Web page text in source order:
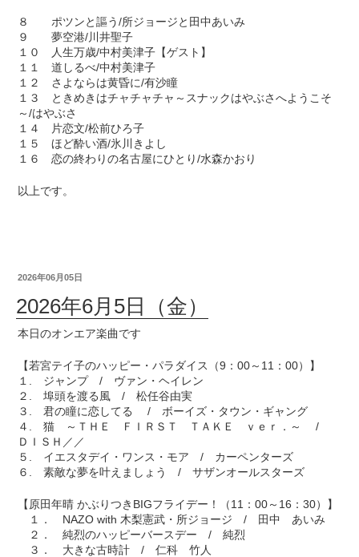
８ ポツンと謳う/所ジョージと田中あいみ
９ 夢空港/川井聖子
１０ 人生万歳/中村美津子【ゲスト】
１１ 道しるべ/中村美津子
１２ さよならは黄昏に/有沙瞳
１３ ときめきはチャチャチャ～スナックはやぶさへようこそ
～/はやぶさ
１４ 片恋文/松前ひろ子
１５ ほど酔い酒/氷川きよし
１６ 恋の終わりの名古屋にひとり/水森かおり
以上です。
2026年06月05日
2026年6月5日（金）
本日のオンエア楽曲です
【若宮テイ子のハッピー・パラダイス（9：00～11：00）】
１. ジャンプ / ヴァン・ヘイレン
２. 埠頭を渡る風 / 松任谷由実
３. 君の瞳に恋してる / ボーイズ・タウン・ギャング
４. 猫 ～ＴＨＥ ＦＩＲＳＴ ＴＡＫＥ ｖｅｒ．～ /
ＤＩＳＨ／／
５. イエスタデイ・ワンス・モア / カーペンターズ
６. 素敵な夢を叶えましょう / サザンオールスターズ
【原田年晴 かぶりつきBIGフライデー！（11：00～16：30）】
１． NAZO with 木梨憲武・所ジョージ / 田中 あいみ
２． 純烈のハッピーバースデー / 純烈
３． 大きな古時計 / 仁科 竹人